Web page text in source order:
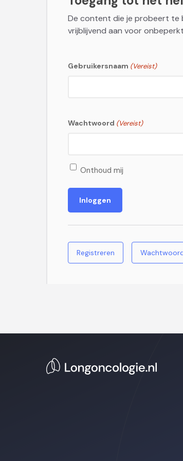
De content die je probeert te
vrijblijvend aan voor
Gebruikersnaam (Vereist)
Wachtwoord (Vereist)
Onthoud mij
Registreren